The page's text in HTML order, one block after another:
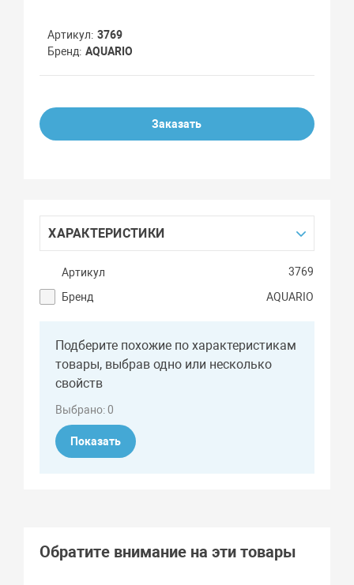
Артикул 3769
Бренд AQUARIO
Заказать
ХАРАКТЕРИСТИКИ
Артикул
3769
Бренд
AQUARIO
Подберите похожие по характеристикам
товары, выбрав одно или несколько
свойств
Выбрано:0
Показать
Обратите внимание на эти товары